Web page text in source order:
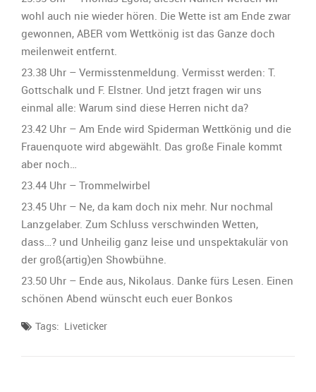
wohl auch nie wieder hören. Die Wette ist am Ende zwar
gewonnen, ABER vom Wettkönig ist das Ganze doch
meilenweit entfernt.
23.38 Uhr – Vermisstenmeldung. Vermisst werden: T.
Gottschalk und F. Elstner. Und jetzt fragen wir uns
einmal alle: Warum sind diese Herren nicht da?
23.42 Uhr – Am Ende wird Spiderman Wettkönig und die
Frauenquote wird abgewählt. Das große Finale kommt
aber noch…
23.44 Uhr – Trommelwirbel
23.45 Uhr – Ne, da kam doch nix mehr. Nur nochmal
Lanzgelaber. Zum Schluss verschwinden Wetten,
dass…? und Unheilig ganz leise und unspektakulär von
der groß(artig)en Showbühne.
23.50 Uhr – Ende aus, Nikolaus. Danke fürs Lesen. Einen
schönen Abend wünscht euch euer Bonkos
Tags: Liveticker